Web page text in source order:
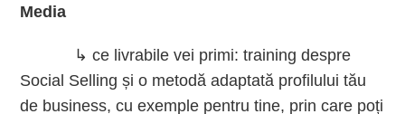
Media
↳ ce livrabile vei primi: training despre
Social Selling și o metodă adaptată profilului tău
de business, cu exemple pentru tine, prin care poți